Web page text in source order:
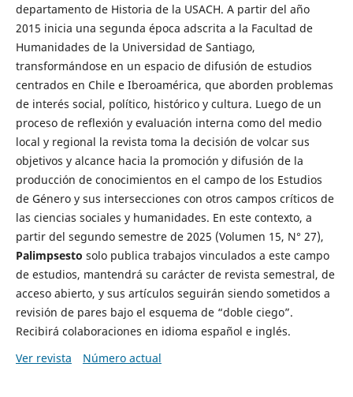
departamento de Historia de la USACH. A partir del año
2015 inicia una segunda época adscrita a la Facultad de
Humanidades de la Universidad de Santiago,
transformándose en un espacio de difusión de estudios
centrados en Chile e Iberoamérica, que aborden problemas
de interés social, político, histórico y cultura. Luego de un
proceso de reflexión y evaluación interna como del medio
local y regional la revista toma la decisión de volcar sus
objetivos y alcance hacia la promoción y difusión de la
producción de conocimientos en el campo de los Estudios
de Género y sus intersecciones con otros campos críticos de
las ciencias sociales y humanidades. En este contexto, a
partir del segundo semestre de 2025 (Volumen 15, N° 27),
Palimpsesto solo publica trabajos vinculados a este campo
de estudios, mantendrá su carácter de revista semestral, de
acceso abierto, y sus artículos seguirán siendo sometidos a
revisión de pares bajo el esquema de “doble ciego”.
Recibirá colaboraciones en idioma español e inglés.
Ver revista
Número actual